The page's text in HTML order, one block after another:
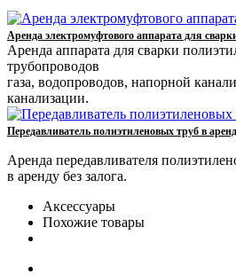
Аренда электромуфтового аппарата для
Аренда аппарата для сварки
трубопроводов
газа, водопроводов, напорной
канализации.
Передавливатель полиэтиленовых труб в
Аренда передавливателя
в аренду без залога.
Аксессуары
Похожие товары